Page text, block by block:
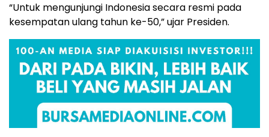
“Untuk mengunjungi Indonesia secara resmi pada
kesempatan ulang tahun ke-50,” ujar Presiden.